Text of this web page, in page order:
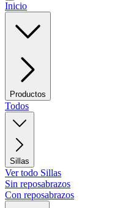
Inicio
Productos
Todos
Sillas
Ver todo Sillas
Sin reposabrazos
Con reposabrazos